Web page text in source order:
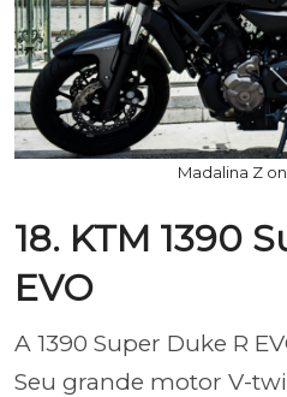
Madalina Z
18. KTM 1390
EVO
A 1390 Super Duke R
Seu grande motor V-